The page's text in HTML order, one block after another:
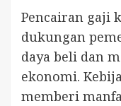
Pencairan gaji
dukungan
daya beli dan
ekonomi.
memberi